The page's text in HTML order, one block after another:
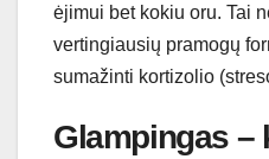
ėjimui bet kokiu oru. Tai
vertingiausių pramogų
sumažinti kortizolio
Glampingas –